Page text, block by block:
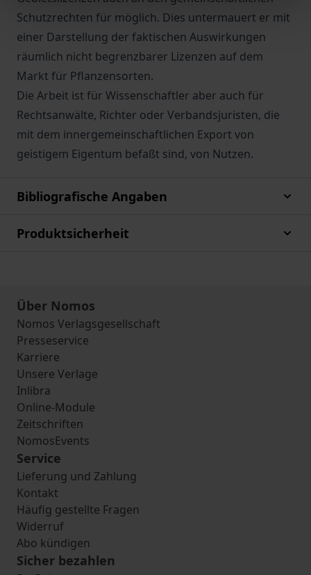
Schutzrechten für möglich. Dies untermauert er mit
einer Darstellung der faktischen Auswirkungen
räumlich nicht begrenzbarer Lizenzen auf dem
Markt für Pflanzensorten.
Die Arbeit ist für Wissenschaftler aber auch für
Rechtsanwälte, Richter oder Verbandsjuristen, die
mit dem innergemeinschaftlichen Export von
geistigem Eigentum befaßt sind, von Nutzen.
Bibliografische Angaben
Produktsicherheit
Über Nomos
Nomos Verlagsgesellschaft
Presseservice
Karriere
Unsere Verlage
Inlibra
Online-Module
Zeitschriften
NomosEvents
Service
Lieferung und Zahlung
Kontakt
Häufig gestellte Fragen
Widerruf
Abo kündigen
Sicher bezahlen